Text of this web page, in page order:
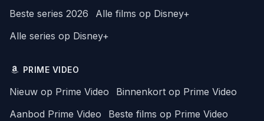
Beste series 2026
Alle films op Disney+
Alle series op Disney+
PRIME VIDEO
Nieuw op Prime Video
Binnenkort op Prime Video
Aanbod Prime Video
Beste films op Prime Video